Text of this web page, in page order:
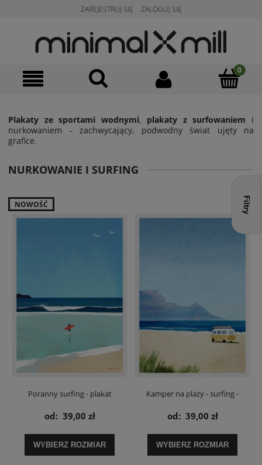
ZAREJESTRUJ SIĘ ZALOGUJ SIĘ
Filtry
Plakaty ze sportami wodnymi, plakaty z surfowaniem i
nurkowaniem - zachwycający, podwodny świat ujęty na
grafice.
NURKOWANIE I SURFING
Poranny surfing - plakat
surferski
od: 39,00 zł
WYBIERZ ROZMIAR
NOWOŚĆ
Kamper na plaży - surfing -
plakat
od: 39,00 zł
WYBIERZ ROZMIAR